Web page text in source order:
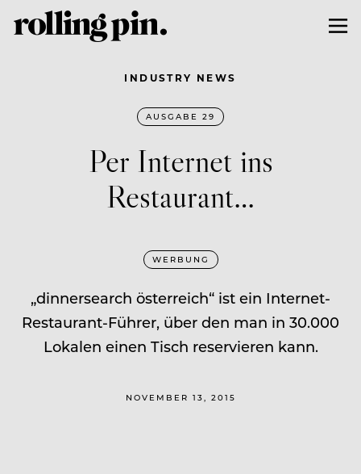
INDUSTRY NEWS
AUSGABE 29
Per Internet ins
Restaurant…
WERBUNG
„dinnersearch österreich“ ist ein Internet-
Restaurant-Führer, über den man in 30.000
Lokalen einen Tisch reservieren kann.
NOVEMBER 13, 2015